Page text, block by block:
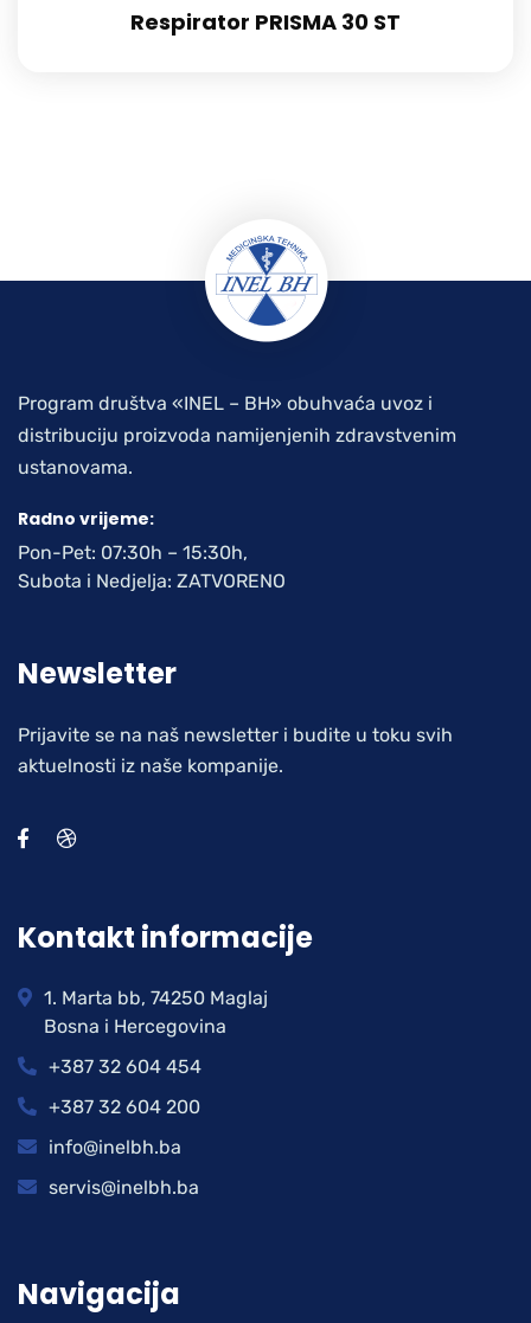
Respirator PRISMA 30 ST
Program društva «INEL – BH» obuhvaća uvoz i
distribuciju proizvoda namijenjenih zdravstvenim
ustanovama.
Radno vrijeme:
Pon-Pet: 07:30h – 15:30h,
Subota i Nedjelja: ZATVORENO
Newsletter
Prijavite se na naš newsletter i budite u toku svih
aktuelnosti iz naše kompanije.
Kontakt informacije
1. Marta bb, 74250 Maglaj
Bosna i Hercegovina
+387 32 604 454
+387 32 604 200
info@inelbh.ba
servis@inelbh.ba
Navigacija